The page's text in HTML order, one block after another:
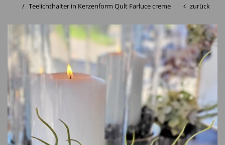
Teelichthalter in Kerzenform Qult Farluce creme
zurück